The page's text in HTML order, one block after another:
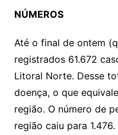
NÚMEROS
Até o final de ontem
registrados 61.672
Litoral Norte. Desse
doença, o que
região. O número de
região caiu para